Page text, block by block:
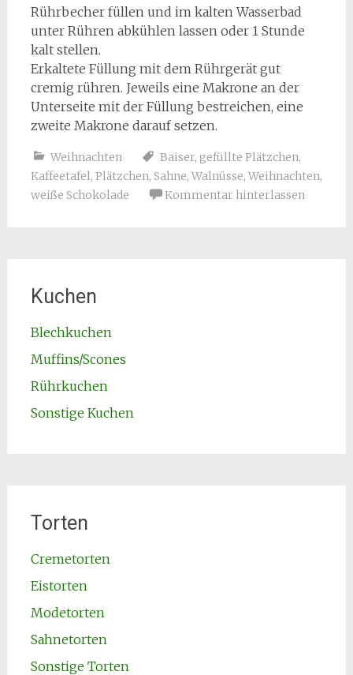
Rührbecher füllen und im kalten Wasserbad
unter Rühren abkühlen lassen oder 1 Stunde
kalt stellen.
Erkaltete Füllung mit dem Rührgerät gut
cremig rühren. Jeweils eine Makrone an der
Unterseite mit der Füllung bestreichen, eine
zweite Makrone darauf setzen.
Weihnachten Baiser, gefüllte Plätzchen,
Kaffeetafel, Plätzchen, Sahne, Walnüsse, Weihnachten,
weiße Schokolade
Kommentar hinterlassen
Kuchen
Blechkuchen
Muffins/Scones
Rührkuchen
Sonstige Kuchen
Torten
Cremetorten
Eistorten
Modetorten
Sahnetorten
Sonstige Torten